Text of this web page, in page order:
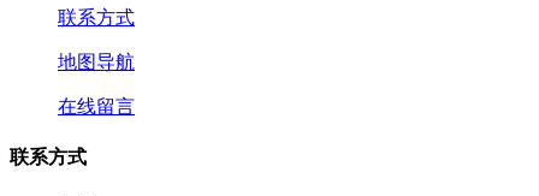
联系方式
地图导航
在线留言
联系方式